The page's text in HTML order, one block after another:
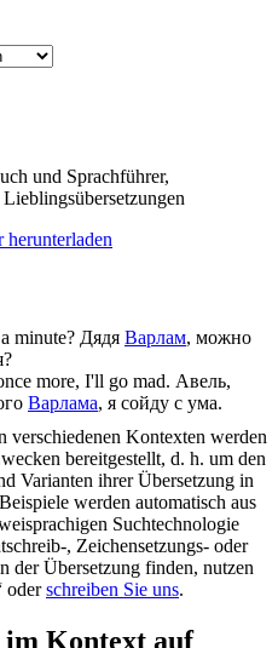
und Sprachführer,
minute? Дядя Варлам, можно
more, I'll go mad. Авель,
Варлама, я сойду с ума.
verschiedenen Kontexten werden
bereitgestellt, d. h. um den
Varianten ihrer Übersetzung in
werden automatisch aus
Suchtechnologie
, Zeichensetzungs- oder
der Übersetzung finden, nutzen
oderschreiben Sie uns.
im Kontext auf